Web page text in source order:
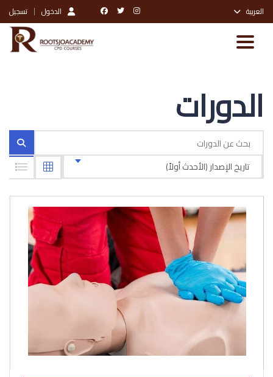
العربية الدخول تسجيل
Toggle navigation
الدورات
تاريخ الإصدار (الأحدث أولاً)